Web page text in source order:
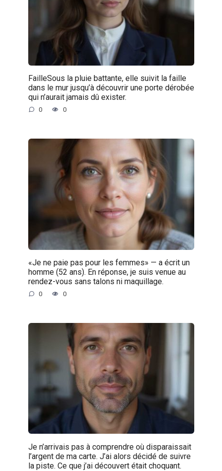
FailleSous la pluie battante, elle suivit la faille
dans le mur jusqu’à découvrir une porte dérobée
qui n’aurait jamais dû exister.
0 0
«Je ne paie pas pour les femmes» — a écrit un
homme (52 ans). En réponse, je suis venue au
rendez-vous sans talons ni maquillage.
0 0
Je n’arrivais pas à comprendre où disparaissait
l’argent de ma carte. J’ai alors décidé de suivre
la piste. Ce que j’ai découvert était choquant.